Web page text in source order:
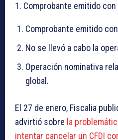
1. Comprobante emitido
Comprobante emitido
No se llevó a cabo la
Operación nominativa
global.
El 27 de enero, Fiscalia
advirtió sobre la
intentar cancelar un CFDI